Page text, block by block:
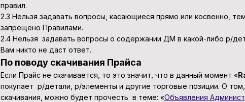
правил.
2.3 Нельзя задавать вопросы, касающиеся прямо или косвенно,
запрещено Правилами.
2.4 Нельзя задавать вопросы о содержании ДМ в какой-либо р/
Вам никто не даст ответ.
По поводу скачивания Прайса
Если Прайс не скачивается, то это значит, что в данный момент «
покупает р/детали, р/элементы и другие торговые позиции. О
скачивания, можно будет прочесть в теме: «Объявления